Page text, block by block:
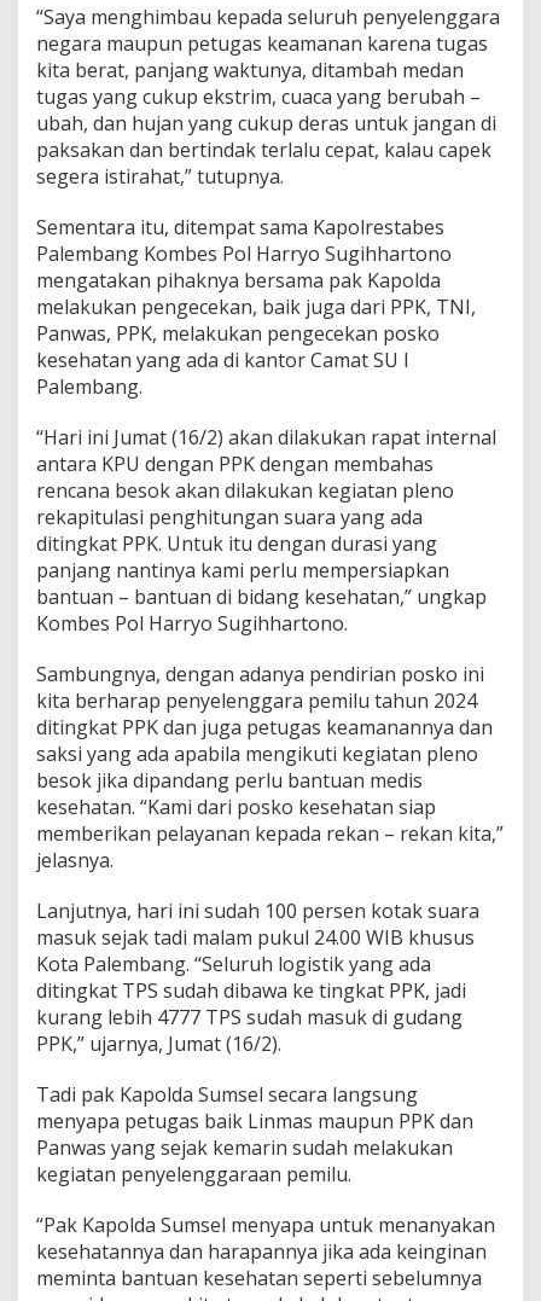
a
m
a
t
S
U
a
e
m
b
a
n
g
“Saya menghimbau kepada seluruh penyelenggara
negara maupun petugas keamanan karena tugas
kita berat, panjang waktunya, ditambah medan
tugas yang cukup ekstrim, cuaca yang berubah –
ubah, dan hujan yang cukup deras untuk jangan di
paksakan dan bertindak terlalu cepat, kalau capek
segera istirahat,” tutupnya.
Sementara itu, ditempat sama Kapolrestabes
Palembang Kombes Pol Harryo Sugihhartono
mengatakan pihaknya bersama pak Kapolda
melakukan pengecekan, baik juga dari PPK, TNI,
Panwas, PPK, melakukan pengecekan posko
kesehatan yang ada di kantor Camat SU I
Palembang.
“Hari ini Jumat (16/2) akan dilakukan rapat internal
antara KPU dengan PPK dengan membahas
rencana besok akan dilakukan kegiatan pleno
rekapitulasi penghitungan suara yang ada
ditingkat PPK. Untuk itu dengan durasi yang
panjang nantinya kami perlu mempersiapkan
bantuan – bantuan di bidang kesehatan,” ungkap
Kombes Pol Harryo Sugihhartono.
Sambungnya, dengan adanya pendirian posko ini
kita berharap penyelenggara pemilu tahun 2024
ditingkat PPK dan juga petugas keamanannya dan
saksi yang ada apabila mengikuti kegiatan pleno
besok jika dipandang perlu bantuan medis
kesehatan. “Kami dari posko kesehatan siap
memberikan pelayanan kepada rekan – rekan kita,”
jelasnya.
Lanjutnya, hari ini sudah 100 persen kotak suara
masuk sejak tadi malam pukul 24.00 WIB khusus
Kota Palembang. “Seluruh logistik yang ada
ditingkat TPS sudah dibawa ke tingkat PPK, jadi
kurang lebih 4777 TPS sudah masuk di gudang
PPK,” ujarnya, Jumat (16/2).
Tadi pak Kapolda Sumsel secara langsung
menyapa petugas baik Linmas maupun PPK dan
Panwas yang sejak kemarin sudah melakukan
kegiatan penyelenggaraan pemilu.
“Pak Kapolda Sumsel menyapa untuk menanyakan
kesehatannya dan harapannya jika ada keinginan
meminta bantuan kesehatan seperti sebelumnya